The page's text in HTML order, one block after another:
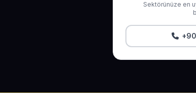
Sektörünüze en